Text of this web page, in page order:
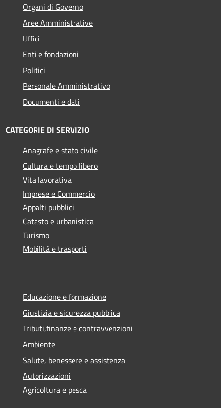
Organi di Governo
Aree Amministrative
Uffici
Enti e fondazioni
Politici
Personale Amministrativo
Documenti e dati
CATEGORIE DI SERVIZIO
Anagrafe e stato civile
Cultura e tempo libero
Vita lavorativa
Imprese e Commercio
Appalti pubblici
Catasto e urbanistica
Turismo
Mobilità e trasporti
Educazione e formazione
Giustizia e sicurezza pubblica
Tributi,finanze e contravvenzioni
Ambiente
Salute, benessere e assistenza
Autorizzazioni
Agricoltura e pesca